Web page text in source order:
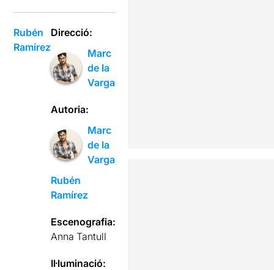
Rubén
Ramírez
Direcció:
Marc
de la
Varga
Autoria:
Marc
de la
Varga
Rubén
Ramírez
Escenografia:
Anna Tantull
Il·luminació: